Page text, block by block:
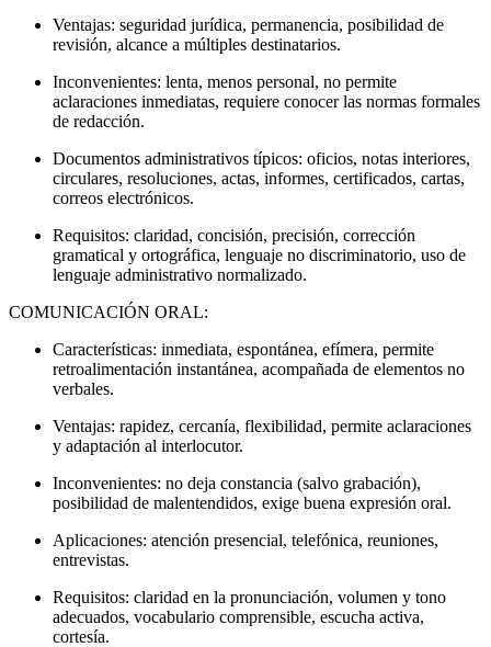
Ventajas: seguridad jurídica, permanencia, posibilidad de
revisión, alcance a múltiples destinatarios.
Inconvenientes: lenta, menos personal, no permite
aclaraciones inmediatas, requiere conocer las normas formales
de redacción.
Documentos administrativos típicos: oficios, notas interiores,
circulares, resoluciones, actas, informes, certificados, cartas,
correos electrónicos.
Requisitos: claridad, concisión, precisión, corrección
gramatical y ortográfica, lenguaje no discriminatorio, uso de
lenguaje administrativo normalizado.
COMUNICACIÓN ORAL:
Características: inmediata, espontánea, efímera, permite
retroalimentación instantánea, acompañada de elementos no
verbales.
Ventajas: rapidez, cercanía, flexibilidad, permite aclaraciones
y adaptación al interlocutor.
Inconvenientes: no deja constancia (salvo grabación),
posibilidad de malentendidos, exige buena expresión oral.
Aplicaciones: atención presencial, telefónica, reuniones,
entrevistas.
Requisitos: claridad en la pronunciación, volumen y tono
adecuados, vocabulario comprensible, escucha activa,
cortesía.